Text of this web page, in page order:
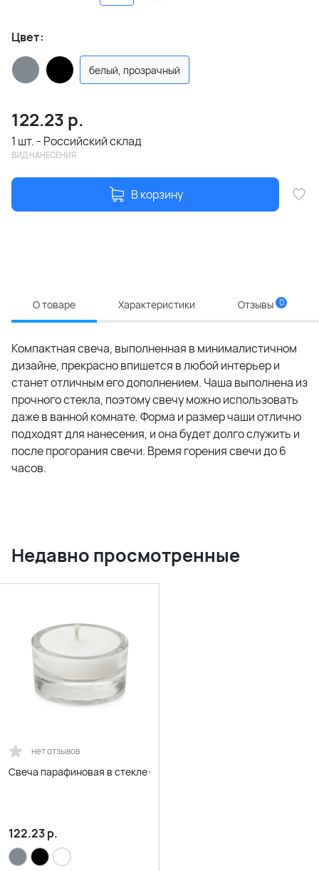
Цвет:
белый, прозрачный
122.23 р.
1 шт. - Российский склад
ВИД НАНЕСЕНИЯ
В корзину
О товаре Характеристики Отзывы 0
Компактная свеча, выполненная в минималистичном
дизайне, прекрасно впишется в любой интерьер и
станет отличным его дополнением. Чаша выполнена из
прочного стекла, поэтому свечу можно использовать
даже в ванной комнате. Форма и размер чаши отлично
подходят для нанесения, и она будет долго служить и
после прогорания свечи. Время горения свечи до 6
часов.
Недавно просмотренные
нет отзывов
Свеча парафиновая в стекле Geni, прозрачная
122.23р.